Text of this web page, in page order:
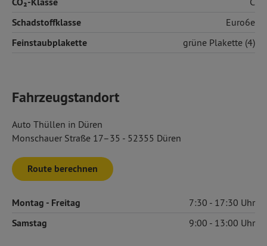
Schadstoffklasse Euro6e
Feinstaubplakette grüne Plakette (4)
Fahrzeugstandort
Auto Thüllen in Düren
Monschauer Straße 17–35 - 52355 Düren
Route berechnen
Montag - Freitag 7:30 17:30
Samstag 9:00 13:00